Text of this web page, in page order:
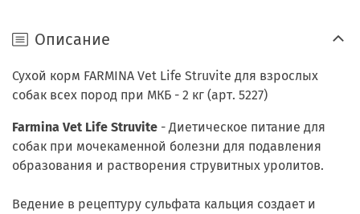
Описание
Сухой корм FARMINA Vet Life Struvite для взрослых
собак всех пород при МКБ - 2 кг (арт. 5227)
Farmina Vet Life Struvite - Диетическое питание для
собак при мочекаменной болезни для подавления
образования и растворения струвитных уролитов.
Ведение в рецептуру сульфата кальция создает и